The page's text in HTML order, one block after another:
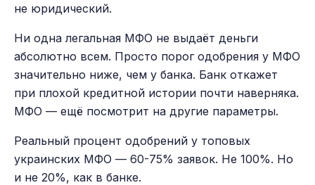
не юридический.
Ни одна легальная МФО не выдаёт деньги
абсолютно всем. Просто порог одобрения у МФО
значительно ниже, чем у банка. Банк откажет
при плохой кредитной истории почти наверняка.
МФО — ещё посмотрит на другие параметры.
Реальный процент одобрений у топовых
украинских МФО — 60-75% заявок. Не 100%. Но
и не 20%, как в банке.